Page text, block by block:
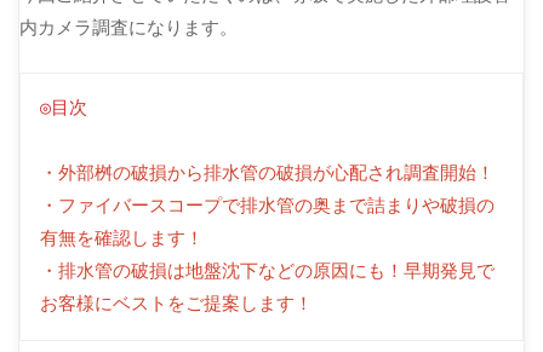
内カメラ調査になります。
◎目次
・外部桝の破損から排水管の破損が心配され調査開始！
・ファイバースコープで排水管の奥まで詰まりや破損の
有無を確認します！
・排水管の破損は地盤沈下などの原因にも！早期発見で
お客様にベストをご提案します！